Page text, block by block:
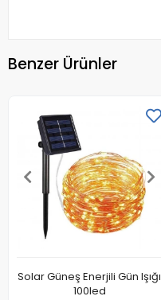
Benzer Ürünler
Solar Güneş Enerjili Gün Işığı
100led